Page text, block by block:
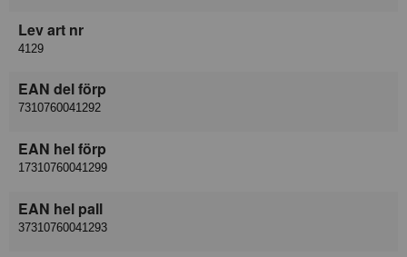
Lev art nr
4129
EAN del förp
7310760041292
EAN hel förp
17310760041299
EAN hel pall
37310760041293